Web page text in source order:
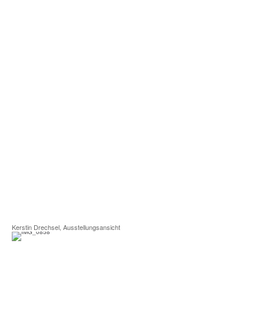
Kerstin Drechsel, Ausstellungsansicht